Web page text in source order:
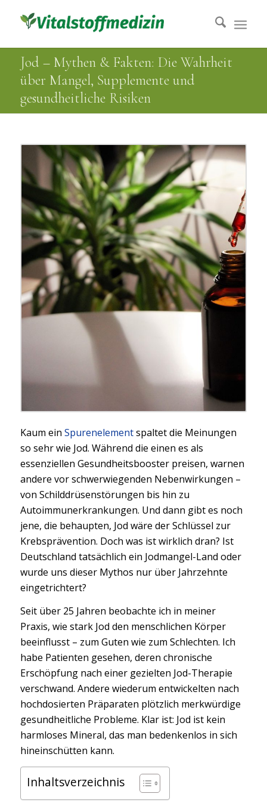
Jod – Mythen & Fakten: Die Wahrheit
über Mangel, Supplemente und
gesundheitliche Risiken
Kaum ein Spurenelementspaltet die Meinungen
so sehr wie Jod. Während die einen es als
essenziellen Gesundheitsbooster preisen, warnen
andere vor schwerwiegenden Nebenwirkungen –
von Schilddrüsenstörungen bis hin zu
Autoimmunerkrankungen. Und dann gibt es noch
jene, die behaupten, Jod wäre der Schlüssel zur
Krebsprävention. Doch was ist wirklich dran? Ist
Deutschland tatsächlich ein Jodmangel-Land oder
wurde uns dieser Mythos nur über Jahrzehnte
eingetrichtert?
Seit über 25 Jahren beobachte ich in meiner
Praxis, wie stark Jod den menschlichen Körper
beeinflusst – zum Guten wie zum Schlechten. Ich
habe Patienten gesehen, deren chronische
Erschöpfung nach einer gezielten Jod-Therapie
verschwand. Andere wiederum entwickelten nach
hochdosierten Präparaten plötzlich merkwürdige
gesundheitliche Probleme. Klar ist: Jod ist kein
harmloses Mineral, das man bedenkenlos in sich
hineinschütten kann.
Inhaltsverzeichnis